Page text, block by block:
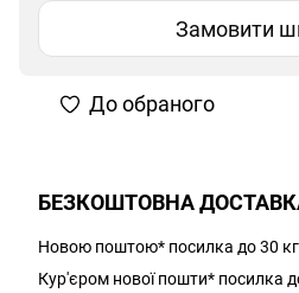
Замовити
До обраного
БЕЗКОШТОВНА
Новою поштою* посилка до 30 кг
Кур'єром нової пошти* посилка